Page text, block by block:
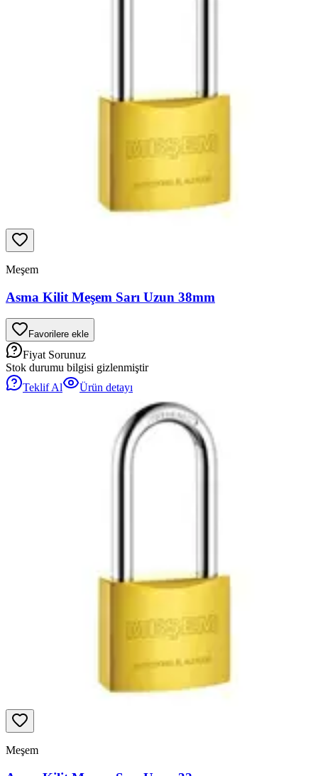
Meşem
Asma Kilit Meşem Sarı Uzun 38mm
Favorilere ekle
Fiyat Sorunuz
Stok durumu bilgisi gizlenmiştir
Teklif Al
Ürün detayı
Meşem